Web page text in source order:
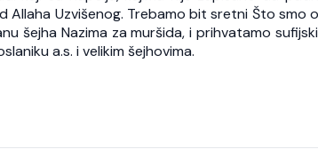
Allaha Uzvišenog. Trebamo bit sretni Što
šejha Nazima za muršida, i prihvatamo
a.s. i velikim šejhovima.